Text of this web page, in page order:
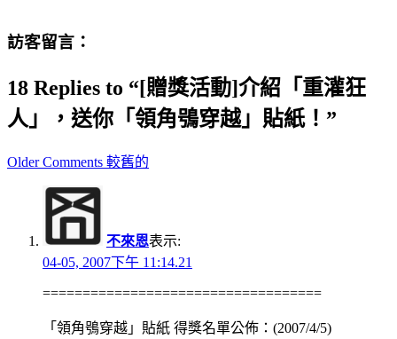
訪客留言：
18 Replies to “[贈獎活動]介紹「重灌狂
人」，送你「領角鴞穿越」貼紙！”
Comment
navigation
Older Comments 較舊的
不來恩表示:
04-05, 2007下午 11:14.21
===================================
「領角鴞穿越」貼紙 得獎名單公佈：(2007/4/5)